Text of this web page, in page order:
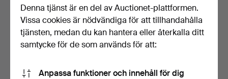
VÄGGHYLLA, ”MT-hyllan”,
1930-tal.
Klubbades 29 jun 2025
379 USD
TAKLAMPA,
saturnusmodell, funkis,
205 USD
Denna tjänst är en del av Auctionet-plattformen.
Vissa cookies är nödvändiga för att tillhandahålla
tjänsten, medan du kan hantera eller återkalla ditt
samtycke för de som används för att:
Anpassa funktioner och innehåll för dig